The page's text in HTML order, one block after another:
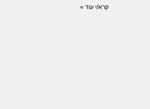
קרא/י עוד »